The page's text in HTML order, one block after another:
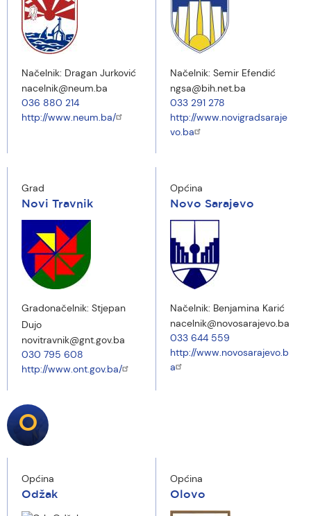
Načelnik: Dragan Jurković
nacelnik@neum.ba
036 880 214
http://www.neum.ba/
Načelnik: Semir Efendić
ngsa@bih.net.ba
033 291 278
http://www.novigradsaraje
vo.ba
Grad
Novi Travnik
Gradonačelnik: Stjepan
Dujo
novitravnik@gnt.gov.ba
030 795 608
http://www.ont.gov.ba/
Općina
Novo Sarajevo
Načelnik: Benjamina Karić
nacelnik@novosarajevo.ba
033 644 559
http://www.novosarajevo.b
a
O
Općina
Odžak
Općina
Olovo